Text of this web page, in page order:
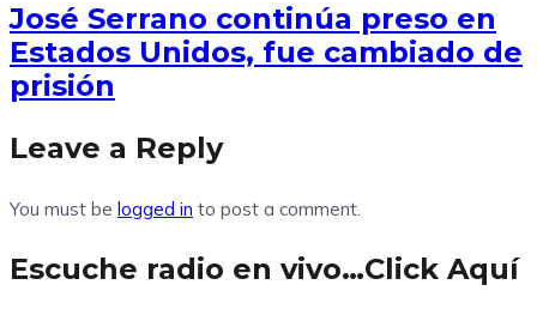
José Serrano continúa preso en
Estados Unidos, fue cambiado de
prisión
Leave a Reply
You must be logged in to post a comment.
Escuche radio en vivo…Click Aquí